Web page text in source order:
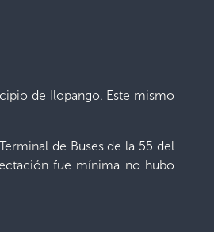
de Ilopango. Este mismo
de Buses de la 55 del
fue mínima no hubo